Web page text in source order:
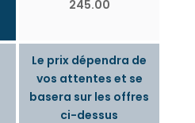
245.00
Le prix dépendra de
vos attentes et se
basera sur les offres
ci-dessus